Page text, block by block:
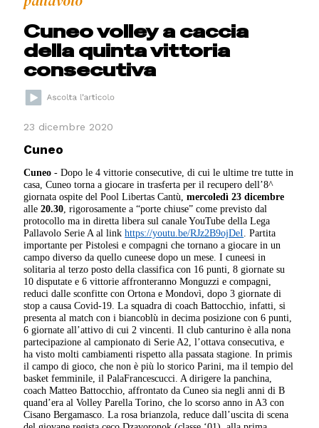
Cuneo volley a caccia
della quinta vittoria
consecutiva
23 dicembre 2020
Cuneo
Cuneo - Dopo le 4 vittorie consecutive, di cui le ultime tre tutte in
casa, Cuneo torna a giocare in trasferta per il recupero dell’8^
giornata ospite del Pool Libertas Cantù,mercoledì 23 dicembre
alle20.30 , rigorosamente a “porte chiuse” come previsto dal
protocollo ma in diretta libera sul canale YouTube della Lega
Pallavolo Serie A al linkhttps://youtu.be/RJz2B9ojDeI . Partita
importante per Pistolesi e compagni che tornano a giocare in un
campo diverso da quello cuneese dopo un mese. I cuneesi in
solitaria al terzo posto della classifica con 16 punti, 8 giornate su
10 disputate e 6 vittorie affronteranno Monguzzi e compagni,
reduci dalle sconfitte con Ortona e Mondovì, dopo 3 giornate di
stop a causa Covid-19. La squadra di coach Battocchio, infatti, si
presenta al match con i biancoblù in decima posizione con 6 punti,
6 giornate all’attivo di cui 2 vincenti. Il club canturino è alla nona
partecipazione al campionato di Serie A2, l’ottava consecutiva, e
ha visto molti cambiamenti rispetto alla passata stagione. In primis
il campo di gioco, che non è più lo storico Parini, ma il tempio del
basket femminile, il PalaFrancescucci. A dirigere la panchina,
coach Matteo Battocchio, affrontato da Cuneo sia negli anni di B
quand’era al Volley Parella Torino, che lo scorso anno in A3 con
Cisano Bergamasco. La rosa brianzola, reduce dall’uscita di scena